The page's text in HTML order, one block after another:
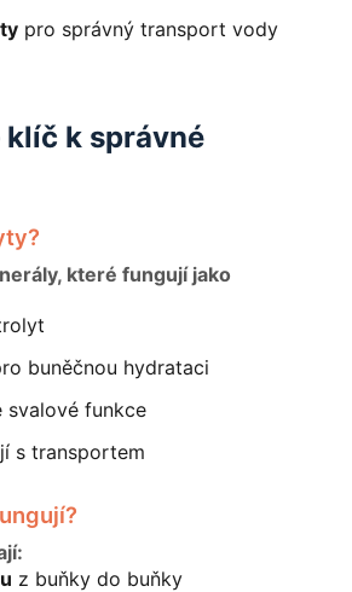
pro správný transport vody
k správné
které fungují jako
buněčnou hydrataci
svalové funkce
s transportem
z buňky do buňky